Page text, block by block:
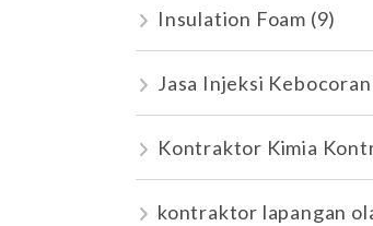
Insulation Foam (9)
Jasa Injeksi Kebocoran
Kontraktor Kimia
kontraktor lapangan